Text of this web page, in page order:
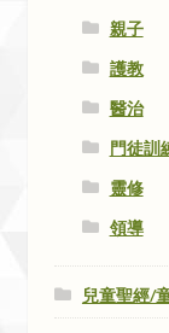
親子
護教
醫治
門徒訓
靈修
領導
兒童聖經/